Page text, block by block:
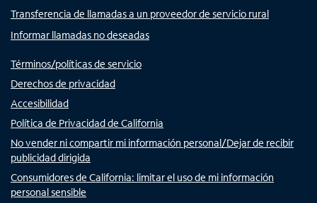
Transferencia de llamadas a un proveedor de servicio rural
Informar llamadas no deseadas
Términos/políticas de servicio
Derechos de privacidad
Accesibilidad
Política de Privacidad de California
No vender ni compartir mi información personal/Dejar de recibir
publicidad dirigida
Consumidores de California: limitar el uso de mi información
personal sensible